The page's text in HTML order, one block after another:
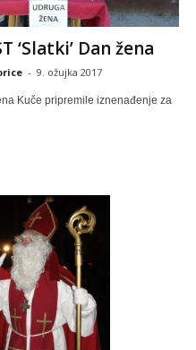
‘Slatki’ Dan žena
- 9. ožujka 2017
Kuče pripremile iznenađenje za